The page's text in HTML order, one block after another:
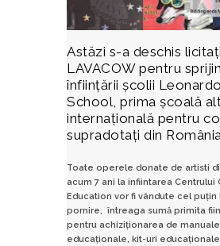
Astăzi s-a deschis
LAVACOWpentru
înființării școlii
School, prima școală
internațională pentru
supradotați din
Toate operele donate de artisti
acum 7 ani la infiintarea Centrului
Education vor fi vândute cel puțin
pornire, întreaga sumă primita
pentru achiziționarea de
educaționale, kit-uri